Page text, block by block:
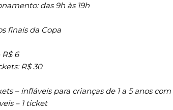
das 9h às 19h
finais da Copa
6
R$ 30
– infláveis para crianças de 1 a 5 anos com
– 1 ticket